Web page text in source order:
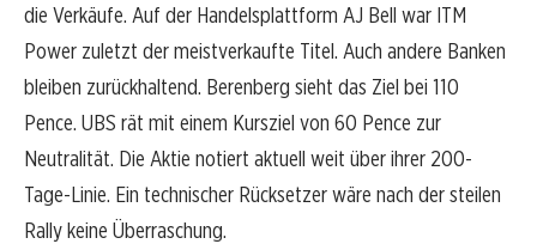
die Verkäufe. Auf der Handelsplattform AJ Bell war ITM
Power zuletzt der meistverkaufte Titel. Auch andere Banken
bleiben zurückhaltend. Berenberg sieht das Ziel bei 110
Pence. UBS rät mit einem Kursziel von 60 Pence zur
Neutralität. Die Aktie notiert aktuell weit über ihrer 200-
Tage-Linie. Ein technischer Rücksetzer wäre nach der steilen
Rally keine Überraschung.